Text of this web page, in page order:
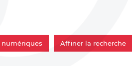
Affiner la recherche